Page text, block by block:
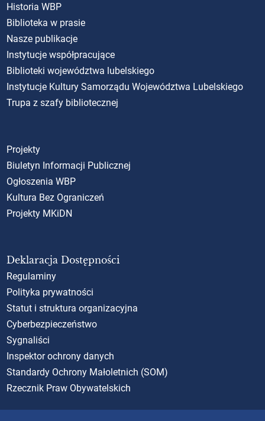
Historia WBP
Biblioteka w prasie
Nasze publikacje
Instytucje współpracujące
Biblioteki województwa lubelskiego
Instytucje Kultury Samorządu Województwa Lubelskiego
Trupa z szafy bibliotecznej
Projekty
Biuletyn Informacji Publicznej
Ogłoszenia WBP
Kultura Bez Ograniczeń
Projekty MKiDN
Deklaracja Dostępności
Regulaminy
Polityka prywatności
Statut i struktura organizacyjna
Cyberbezpieczeństwo
Sygnaliści
Inspektor ochrony danych
Standardy Ochrony Małoletnich (SOM)
Rzecznik Praw Obywatelskich